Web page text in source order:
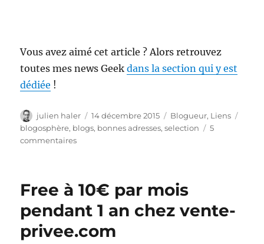
Vous avez aimé cet article ? Alors retrouvez
toutes mes news Geekdans la section qui y est
dédiée !
Auteur
julien haler
Publié
le
14 décembre 2015 Catégories
Blogueur, Liens
blogosphère, blogs, bonnes adresses,selection
5
commentairessur
de
blogosphère
fin
2015
Free à 10€ par mois
pendant 1 an chez vente-
privee.com